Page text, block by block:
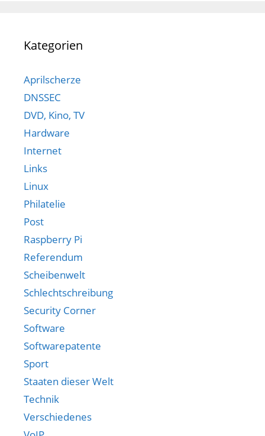
Kategorien
Aprilscherze
DNSSEC
DVD, Kino, TV
Hardware
Internet
Links
Linux
Philatelie
Post
Raspberry Pi
Referendum
Scheibenwelt
Schlechtschreibung
Security Corner
Software
Softwarepatente
Sport
Staaten dieser Welt
Technik
Verschiedenes